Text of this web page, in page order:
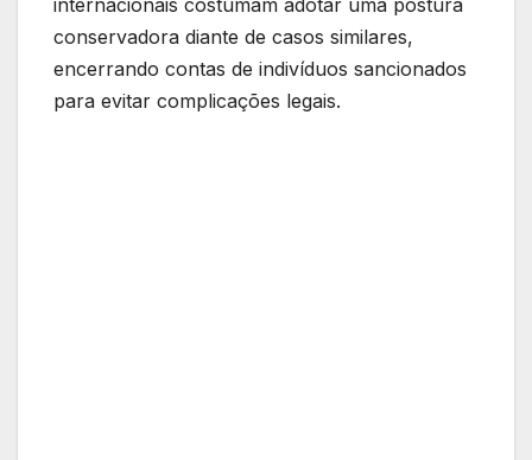
internacionais costumam adotar uma postura
conservadora diante de casos similares,
encerrando contas de indivíduos sancionados
para evitar complicações legais.